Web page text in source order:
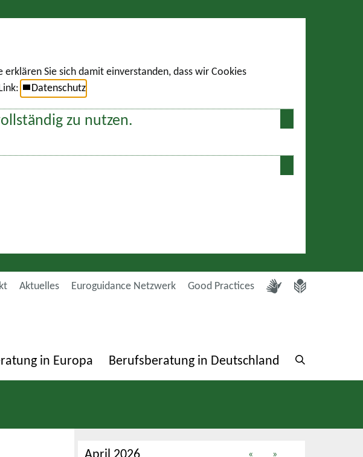
Sie sich damit einverstanden, dass wir Cookies
Datenschutz
zu nutzen.
Aktuelles Euroguidance Netzwerk Good Practices
in Europa Berufsberatung in Deutschland
« »